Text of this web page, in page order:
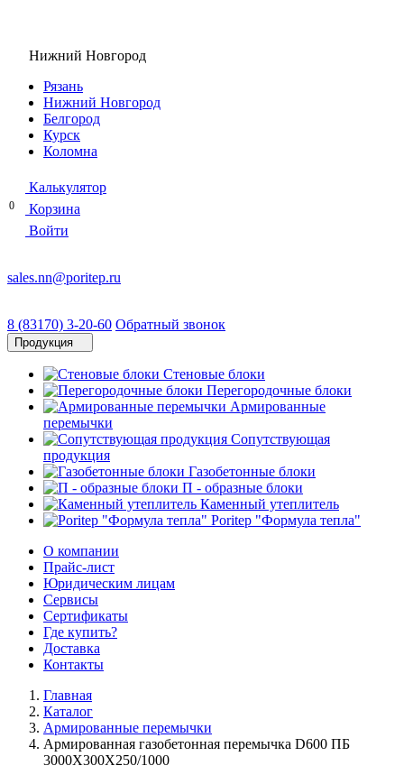
Нижний Новгород
Рязань
Нижний Новгород
Белгород
Курск
Коломна
Калькулятор
Корзина
0
Войти
sales.nn@poritep.ru
8 (83170) 3-20-60 Обратный звонок
Продукция
Стеновые блоки
Перегородочные блоки
Армированные
перемычки
Сопутствующая
продукция
Газобетонные блоки
П - образные блоки
Каменный утеплитель
Poritep "Формула тепла"
О компании
Прайс-лист
Юридическим лицам
Сервисы
Сертификаты
Где купить?
Доставка
Контакты
Главная
Каталог
Армированные перемычки
Армированная газобетонная перемычка D600 ПБ
3000X300X250/1000